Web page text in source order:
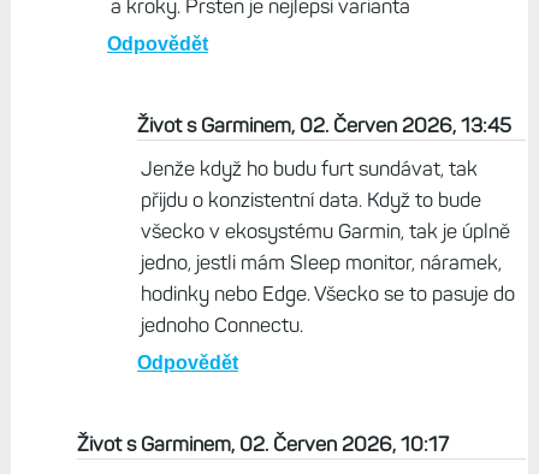
a kroky. Prsten je nejlepsi varianta
Odpovědět
Život s Garminem, 02. Červen 2026, 13:45
Jenže když ho budu furt sundávat, tak
přijdu o konzistentní data. Když to bude
všecko v ekosystému Garmin, tak je úplně
jedno, jestli mám Sleep monitor, náramek,
hodinky nebo Edge. Všecko se to pasuje do
jednoho Connectu.
Odpovědět
Život s Garminem, 02. Červen 2026, 10:17